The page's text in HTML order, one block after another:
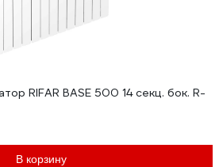
RIFAR BASE 500 14 секц. бок. R-
В корзину